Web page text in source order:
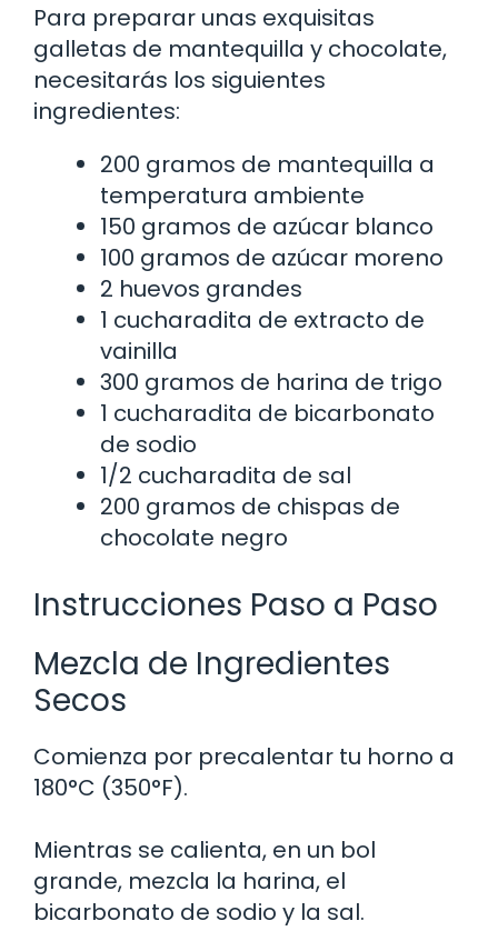
Para preparar unas exquisitas
galletas de mantequilla y chocolate,
necesitarás los siguientes
ingredientes:
200 gramos de mantequilla a
temperatura ambiente
150 gramos de azúcar blanco
100 gramos de azúcar moreno
2 huevos grandes
1 cucharadita de extracto de
vainilla
300 gramos de harina de trigo
1 cucharadita de bicarbonato
de sodio
1/2 cucharadita de sal
200 gramos de chispas de
chocolate negro
Instrucciones Paso a Paso
Mezcla de Ingredientes
Secos
Comienza por precalentar tu horno a
180°C (350°F).
Mientras se calienta, en un bol
grande, mezcla la harina, el
bicarbonato de sodio y la sal.